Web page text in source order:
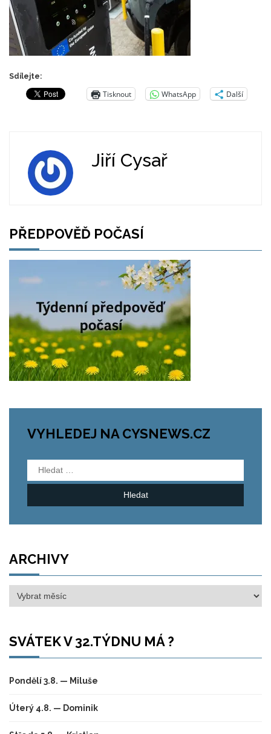
Sdílejte:
Tisknout WhatsApp Další
Jiří Cysař
PŘEDPOVĚĎ POČASÍ
VYHLEDEJ NA CYSNEWS.CZ
Vyhledávání
ARCHIVY
Archivy
SVÁTEK V 32.TÝDNU MÁ ?
Pondělí 3.8. — Miluše
Úterý 4.8. — Dominik